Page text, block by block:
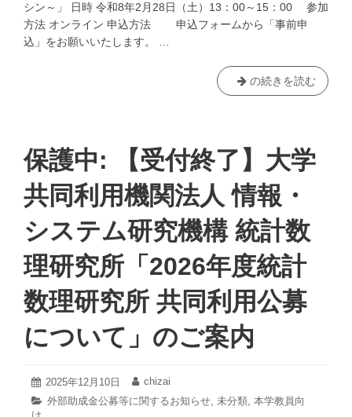
シン～」 日時 令和8年2月28日（土）13：00～15：00 参加
方法 オンライン 申込方法 申込フォームから「事前申
込」をお願いいたします。 …
2/28(土)
聖
学
理
育
相
談
所
主
催
講
演
も
の続きを読む
保護中: 【受付終了】大学
共同利用機関法人 情報・
システム研究機構 統計数
理研究所「2026年度統計
数理研究所 共同利用公募
について」のご案内
投
稿
2025年12月10日
2026
年
1
投
稿
者:
chizai
カ
外部助成金公募等に関するお知らせ, 未分類, 本学教員向